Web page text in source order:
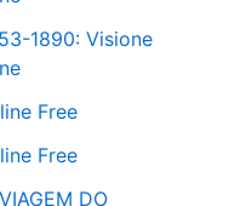
1890: Visione
Free
Free
DO